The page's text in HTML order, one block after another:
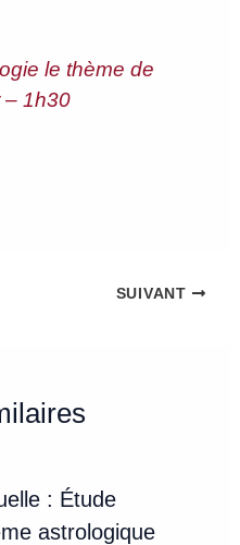
le thème de
– 1h30
SUIVANT
: Étude
astrologique